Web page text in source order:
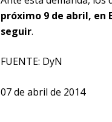
próximo 9 de abril, en
seguir.
FUENTE: DyN
07 de abril de 2014